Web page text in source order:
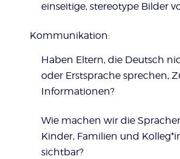
einseitige, stereotype Bilder
Kommunikation:
Haben Eltern, die Deutsch
oder Erstsprache sprechen,
Informationen?
Wie machen wir die
Kinder, Familien und
sichtbar?